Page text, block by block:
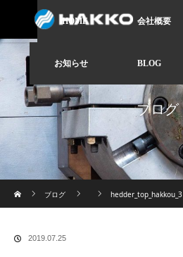
HOME 会社概要
お知らせ BLOG
ブログ
ブログ
hedder_top_hakkou_3
2019.07.25